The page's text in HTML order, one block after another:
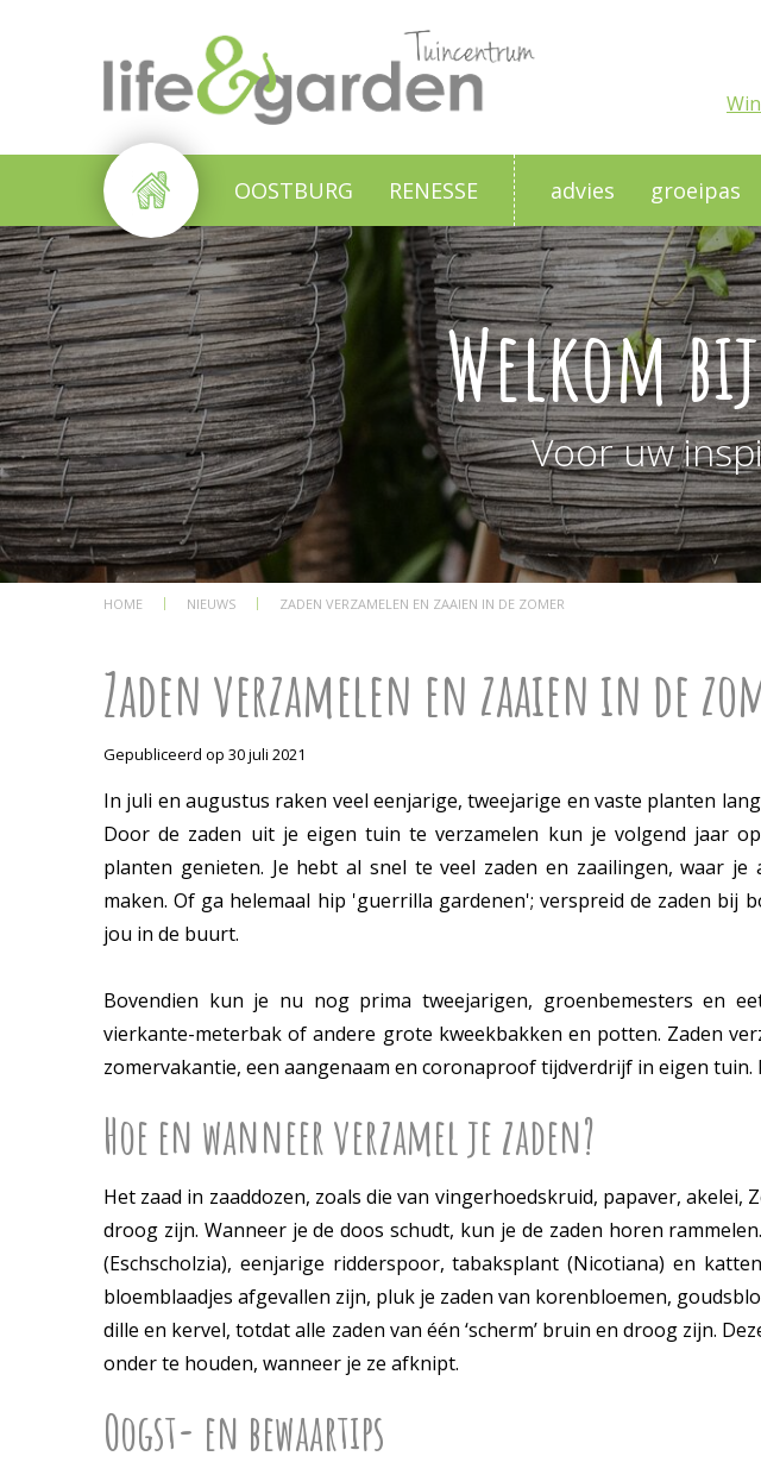
Welkom
Voor uw
HOME NIEUWS ZADEN VERZAMELEN EN ZAAIEN IN DE ZOMER
OOSTBURG RENESSE advies groeipas
Zaden verzamelen en zaaien in de
Gepubliceerd op 30 juli 2021
In juli en augustus raken veel eenjarige, tweejarige en vaste planten
Door de zaden uit je eigen tuin te verzamelen kun je volgend jaar
planten genieten. Je hebt al snel te veel zaden en zaailingen, waar
maken. Of ga helemaal hip 'guerrilla gardenen'; verspreid de zaden bij
jou in de buurt.
Bovendien kun je nu nog prima tweejarigen, groenbemesters en
vierkante-meterbak of andere grote kweekbakken en potten. Zaden
zomervakantie, een aangenaam en coronaproof tijdverdrijf in eigen
Hoe en wanneer verzamel je zaden?
Het zaad in zaaddozen, zoals die van vingerhoedskruid, papaver,
droog zijn. Wanneer je de doos schudt, kun je de zaden horen
(Eschscholzia), eenjarige ridderspoor, tabaksplant (Nicotiana) en
bloemblaadjes afgevallen zijn, pluk je zaden van korenbloemen,
dille en kervel, totdat alle zaden van één ‘scherm’ bruin en droog zijn.
onder te houden, wanneer je ze afknipt.
Oogst- en bewaartips